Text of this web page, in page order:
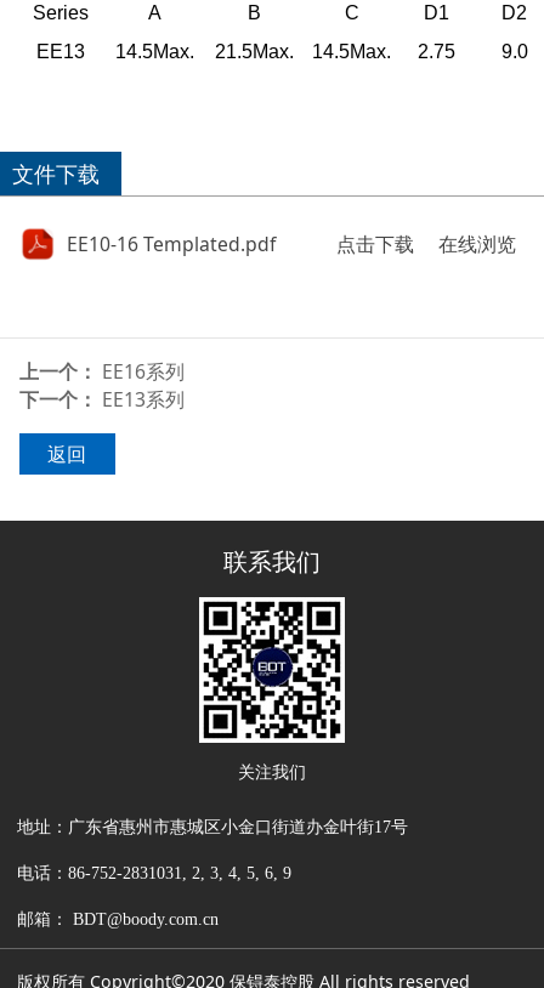
Series A B C D1
D2
EE13
14.5Max. 21.5Max. 14.5Max. 2.75 9.0
文件下载
EE10-16 Templated.pdf 点击下载 在线浏览
上一个： EE16系列
下一个： EE13系列
返回
联系我们
关注我们
地址：广东省惠州市惠城区小金口街道办金叶街17号
电话：86-752-2831031, 2, 3, 4, 5, 6, 9
邮箱： BDT@boody.com.cn
版权所有 Copyright©2020 保锝泰控股 All rights reserved